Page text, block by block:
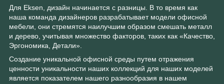
Для Eksen, дизайн начинается с разницы. В то время как
наша команда дизайнеров разрабатывает модели офисной
мебели, они стремятся наилучшим образом смешать металл
и дерево, учитывая множество факторов, таких как «Качество,
Эргономика, Детали».
Создание уникальной офисной среды путем отражения
ценности уникальности наших коллекций для наших моделей
является показателем нашего разнообразия в нашем